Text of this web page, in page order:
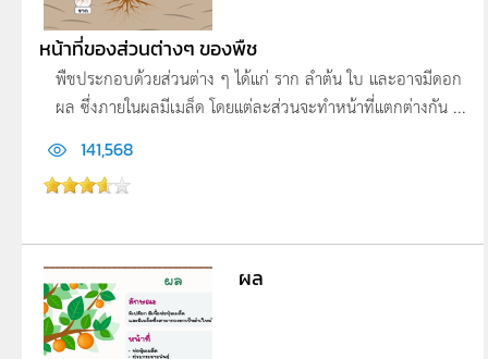
หน้าที่ของส่วนต่างๆ ของพืช
พืชประกอบด้วยส่วนต่าง ๆ ได้แก่ ราก ลำต้น ใบ และอาจมีดอก
ผล ซึ่งภายในผลมีเมล็ด โดยแต่ละส่วนจะทำหน้าที่แตกต่างกัน ...
141,568
ผล